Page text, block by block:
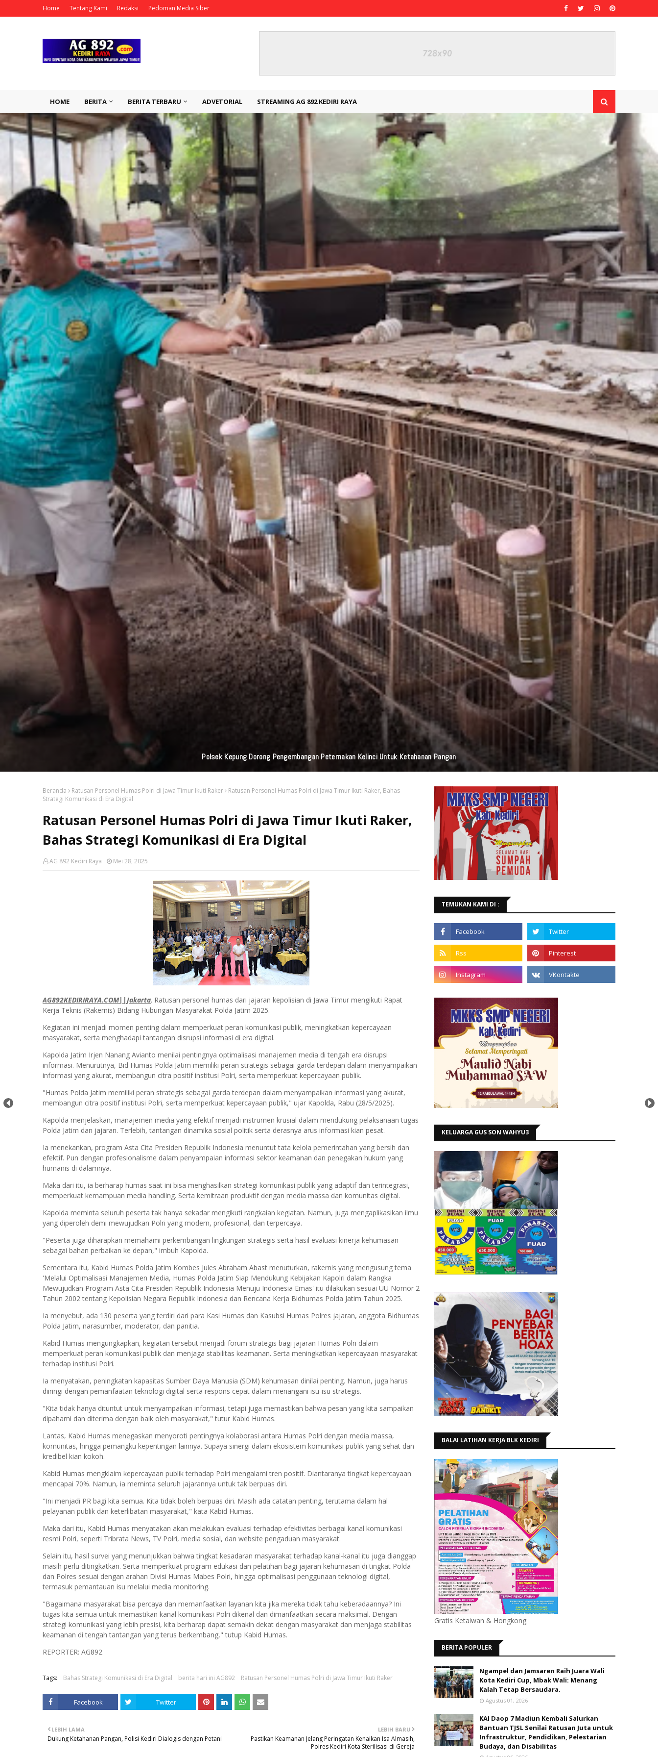
Home Tentang Kami Redaksi Pedoman Media Siber
HOME BERITA BERITA TERBARU ADVETORIAL STREAMING AG 892 KEDIRI RAYA
Praktisi Hukum Soroti Investasi Bodong Yang Libatkan Bayangkari
Beranda Ratusan Personel Humas Polri di Jawa Timur Ikuti Raker
Ratusan Personel Humas Polri di Jawa Timur Ikuti Raker, Bahas
Strategi Komunikasi di Era Digital
Ratusan Personel Humas Polri di Jawa Timur Ikuti Raker,
Bahas Strategi Komunikasi di Era Digital
AG 892 Kediri Raya Mei 28, 2025
AG892KEDIRIRAYA.COM||Jakarta. Ratusan personel humas dari jajaran kepolisian di Jawa Timur mengikuti Rapat
Kerja Teknis (Rakernis) Bidang Hubungan Masyarakat Polda Jatim 2025.
Kegiatan ini menjadi momen penting dalam memperkuat peran komunikasi publik, meningkatkan kepercayaan
masyarakat, serta menghadapi tantangan disrupsi informasi di era digital.
Kapolda Jatim Irjen Nanang Avianto menilai pentingnya optimalisasi manajemen media di tengah era disrupsi
informasi. Menurutnya, Bid Humas Polda Jatim memiliki peran strategis sebagai garda terdepan dalam menyampaikan
informasi yang akurat, membangun citra positif institusi Polri, serta memperkuat kepercayaan publik.
"Humas Polda Jatim memiliki peran strategis sebagai garda terdepan dalam menyampaikan informasi yang akurat,
membangun citra positif institusi Polri, serta memperkuat kepercayaan publik," ujar Kapolda, Rabu (28/5/2025).
Kapolda menjelaskan, manajemen media yang efektif menjadi instrumen krusial dalam mendukung pelaksanaan tugas
Polda Jatim dan jajaran. Terlebih, tantangan dinamika sosial politik serta derasnya arus informasi kian pesat.
Ia menekankan, program Asta Cita Presiden Republik Indonesia menuntut tata kelola pemerintahan yang bersih dan
efektif. Pun dengan profesionalisme dalam penyampaian informasi sektor keamanan dan penegakan hukum yang
humanis di dalamnya.
Maka dari itu, ia berharap humas saat ini bisa menghasilkan strategi komunikasi publik yang adaptif dan terintegrasi,
memperkuat kemampuan media handling. Serta kemitraan produktif dengan media massa dan komunitas digital.
Kapolda meminta seluruh peserta tak hanya sekadar mengikuti rangkaian kegiatan. Namun, juga mengaplikasikan ilmu
yang diperoleh demi mewujudkan Polri yang modern, profesional, dan terpercaya.
"Peserta juga diharapkan memahami perkembangan lingkungan strategis serta hasil evaluasi kinerja kehumasan
sebagai bahan perbaikan ke depan," imbuh Kapolda.
Sementara itu, Kabid Humas Polda Jatim Kombes Jules Abraham Abast menuturkan, rakernis yang mengusung tema
'Melalui Optimalisasi Manajemen Media, Humas Polda Jatim Siap Mendukung Kebijakan Kapolri dalam Rangka
Mewujudkan Program Asta Cita Presiden Republik Indonesia Menuju Indonesia Emas' itu dilakukan sesuai UU Nomor 2
Tahun 2002 tentang Kepolisian Negara Republik Indonesia dan Rencana Kerja Bidhumas Polda Jatim Tahun 2025.
Ia menyebut, ada 130 peserta yang terdiri dari para Kasi Humas dan Kasubsi Humas Polres jajaran, anggota Bidhumas
Polda Jatim, narasumber, moderator, dan panitia.
Kabid Humas mengungkapkan, kegiatan tersebut menjadi forum strategis bagi jajaran Humas Polri dalam
memperkuat peran komunikasi publik dan menjaga stabilitas keamanan. Serta meningkatkan kepercayaan masyarakat
terhadap institusi Polri.
Ia menyatakan, peningkatan kapasitas Sumber Daya Manusia (SDM) kehumasan dinilai penting. Namun, juga harus
diiringi dengan pemanfaatan teknologi digital serta respons cepat dalam menangani isu-isu strategis.
"Kita tidak hanya dituntut untuk menyampaikan informasi, tetapi juga memastikan bahwa pesan yang kita sampaikan
dipahami dan diterima dengan baik oleh masyarakat," tutur Kabid Humas.
Lantas, Kabid Humas menegaskan menyoroti pentingnya kolaborasi antara Humas Polri dengan media massa,
komunitas, hingga pemangku kepentingan lainnya. Supaya sinergi dalam ekosistem komunikasi publik yang sehat dan
kredibel kian kokoh.
Kabid Humas mengklaim kepercayaan publik terhadap Polri mengalami tren positif. Diantaranya tingkat kepercayaan
mencapai 70%. Namun, ia meminta seluruh jajarannya untuk tak berpuas diri.
"Ini menjadi PR bagi kita semua. Kita tidak boleh berpuas diri. Masih ada catatan penting, terutama dalam hal
pelayanan publik dan keterlibatan masyarakat," kata Kabid Humas.
Maka dari itu, Kabid Humas menyatakan akan melakukan evaluasi terhadap efektivitas berbagai kanal komunikasi
resmi Polri, seperti Tribrata News, TV Polri, media sosial, dan website pengaduan masyarakat.
Selain itu, hasil survei yang menunjukkan bahwa tingkat kesadaran masyarakat terhadap kanal-kanal itu juga dianggap
masih perlu ditingkatkan. Serta memperkuat program edukasi dan pelatihan bagi jajaran kehumasan di tingkat Polda
dan Polres sesuai dengan arahan Divisi Humas Mabes Polri, hingga optimalisasi penggunaan teknologi digital,
termasuk pemantauan isu melalui media monitoring.
"Bagaimana masyarakat bisa percaya dan memanfaatkan layanan kita jika mereka tidak tahu keberadaannya? Ini
tugas kita semua untuk memastikan kanal komunikasi Polri dikenal dan dimanfaatkan secara maksimal. Dengan
strategi komunikasi yang lebih presisi, kita berharap dapat semakin dekat dengan masyarakat dan menjaga stabilitas
keamanan di tengah tantangan yang terus berkembang," tutup Kabid Humas.
REPORTER: AG892
Tags: Bahas Strategi Komunikasi di Era Digital berita hari ini AG892 Ratusan Personel Humas Polri di Jawa Timur Ikuti Raker
Facebook Twitter
LEBIH BARU
Pastikan Keamanan Jelang Peringatan Kenaikan Isa Almasih,
Polres Kediri Kota Sterilisasi di Gereja
LEBIH LAMA
Dukung Ketahanan Pangan, Polisi Kediri Dialogis dengan Petani
TEMUKAN KAMI DI :
KELUARGA GUS SON WAHYU3
BALAI LATIHAN KERJA BLK KEDIRI
Gratis Ketaiwan & Hongkong
BERITA POPULER
Ngampel dan Jamsaren Raih Juara Wali
Kota Kediri Cup, Mbak Wali: Menang
Kalah Tetap Bersaudara.
Agustus 01, 2026
KAI Daop 7 Madiun Kembali Salurkan
Bantuan TJSL Senilai Ratusan Juta untuk
Infrastruktur, Pendidikan, Pelestarian
Budaya, dan Disabilitas